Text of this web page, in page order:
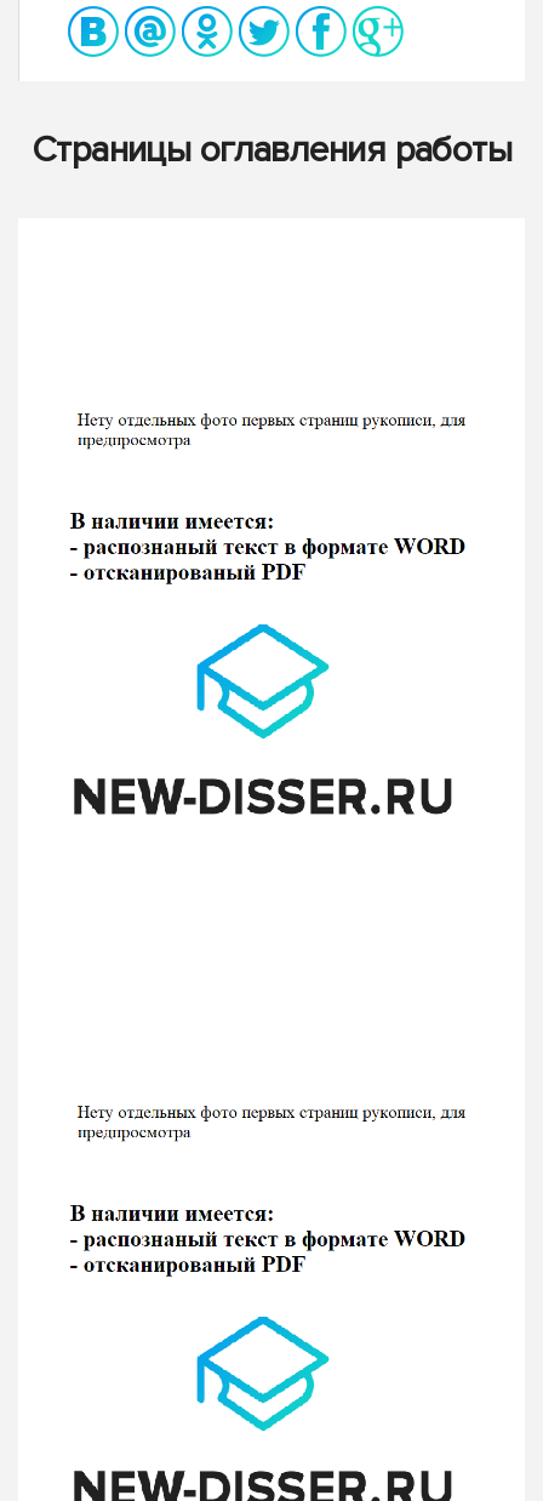
Страницы оглавления работы